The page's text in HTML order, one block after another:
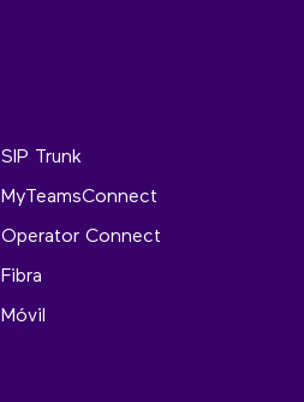
SIP Trunk
MyTeamsConnect
Operator Connect
Fibra
Móvil